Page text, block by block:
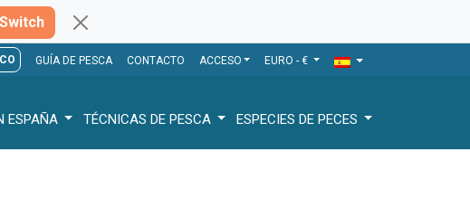
Switch
GUÍA DE PESCA CONTACTO ACCESO EURO - €
ESPAÑA TÉCNICAS DE PESCA ESPECIES DE PECES